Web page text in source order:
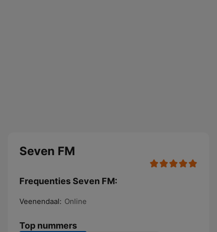
Seven FM
Frequenties Seven FM:
Veenendaal: Online
Top nummers